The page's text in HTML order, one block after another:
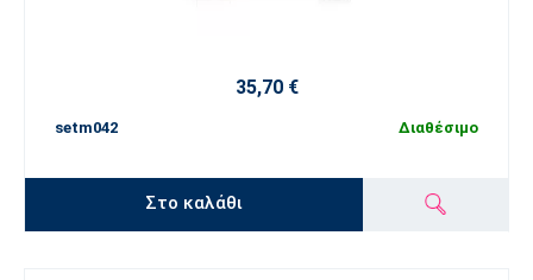
35,70 €
setm042 Διαθέσιμο
Στο καλάθι